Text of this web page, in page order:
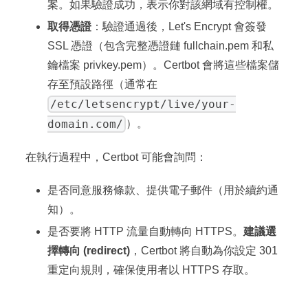
案。如果驗證成功，表示你對該網域有控制權。
取得憑證：驗證通過後，Let's Encrypt 會簽發
SSL 憑證（包含完整憑證鏈 fullchain.pem 和私
鑰檔案 privkey.pem）。Certbot 會將這些檔案儲
存至預設路徑（通常在
/etc/letsencrypt/live/your-
domain.com/ ）。
在執行過程中，Certbot 可能會詢問：
是否同意服務條款、提供電子郵件（用於續約通
知）。
是否要將 HTTP 流量自動轉向 HTTPS。建議選
擇轉向 (redirect) ，Certbot 將自動為你設定 301
重定向規則，確保使用者以 HTTPS 存取。